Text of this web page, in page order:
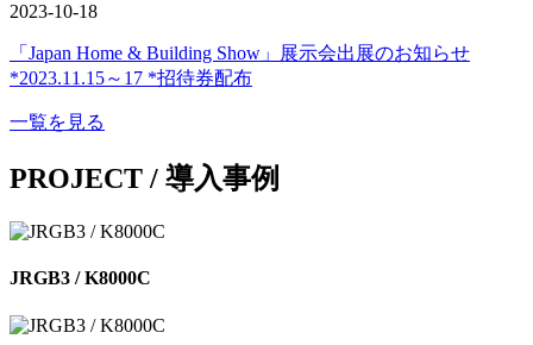
2023-10-18
「Japan Home & Building Show」展示会出展のお知らせ
*2023.11.15～17 *招待券配布
一覧を見る
PROJECT / 導入事例
JRGB3 / K8000C